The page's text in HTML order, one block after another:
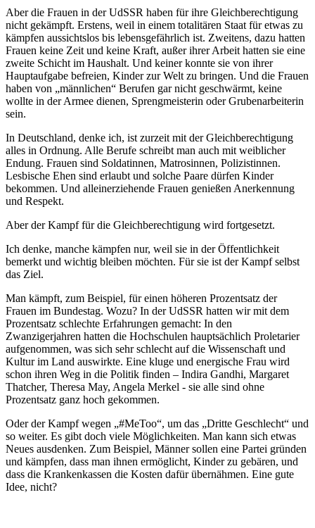
Aber die Frauen in der UdSSR haben für ihre Gleichberechtigung
nicht gekämpft. Erstens, weil in einem totalitären Staat für etwas zu
kämpfen aussichtslos bis lebensgefährlich ist. Zweitens, dazu hatten
Frauen keine Zeit und keine Kraft, außer ihrer Arbeit hatten sie eine
zweite Schicht im Haushalt. Und keiner konnte sie von ihrer
Hauptaufgabe befreien, Kinder zur Welt zu bringen. Und die Frauen
haben von
männlichen
Berufen gar nicht geschwärmt, keine
wollte in der Armee dienen, Sprengmeisterin oder Grubenarbeiterin
sein.
In Deutschland, denke ich, ist zurzeit mit der Gleichberechtigung
alles in Ordnung. Alle Berufe schreibt man auch mit weiblicher
Endung. Frauen sind Soldatinnen, Matrosinnen, Polizistinnen.
Lesbische Ehen sind erlaubt und solche Paare dürfen Kinder
bekommen. Und alleinerziehende Frauen genießen Anerkennung
und Respekt.
Aber der Kampf für die Gleichberechtigung wird fortgesetzt.
Ich denke, manche kämpfen nur, weil sie in der Öffentlichkeit
bemerkt und wichtig bleiben möchten. Für sie ist der Kampf selbst
das Ziel.
Man kämpft, zum Beispiel, für einen höheren Prozentsatz der
Frauen im Bundestag. Wozu? In der UdSSR hatten wir mit dem
Prozentsatz schlechte Erfahrungen gemacht: In den
Zwanzigerjahren hatten die Hochschulen hauptsächlich Proletarier
aufgenommen, was sich sehr schlecht auf die Wissenschaft und
Kultur im Land auswirkte. Eine kluge und energische Frau wird
schon ihren Weg in die Politik finden – Indira Gandhi, Margaret
Thatcher, Theresa May, Angela Merkel - sie alle sind ohne
Prozentsatz ganz hoch gekommen.
Oder der Kampf wegen
#MeToo , um das Dritte Geschlecht
und
so weiter. Es gibt doch viele Möglichkeiten. Man kann sich etwas
Neues ausdenken. Zum Beispiel, Männer sollen eine Partei gründen
und kämpfen, dass man ihnen ermöglicht, Kinder zu gebären, und
dass die Krankenkassen die Kosten dafür übernähmen. Eine gute
Idee, nicht?